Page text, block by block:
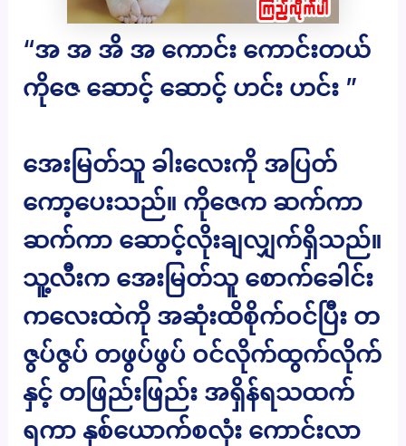
“အ အ အိ အ ကောင်း ကောင်းတယ်
ကိုဇေ ဆောင့် ဆောင့် ဟင်း ဟင်း ”
အေးမြတ်သူ ခါးလေးကို အပြတ်
ကော့ပေးသည်။ ကိုဇေက ဆက်ကာ
ဆက်ကာ ဆောင့်လိုးချလျှက်ရှိသည်။
သူ့လီးက အေးမြတ်သူ စောက်ခေါင်း
ကလေးထဲကို အဆုံးထိစိုက်ဝင်ပြီး တ
ဇွပ်ဇွပ် တဖွပ်ဖွပ် ဝင်လိုက်ထွက်လိုက်
နှင့် တဖြည်းဖြည်း အရှိန်ရသထက်
ရကာ နှစ်ယောက်စလုံး ကောင်းလာ